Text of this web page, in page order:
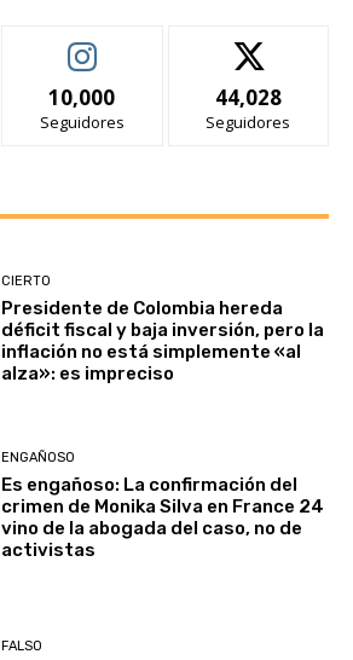
10,000
Seguidores
44,028
Seguidores
CIERTO
Presidente de Colombia hereda
déficit fiscal y baja inversión, pero la
inflación no está simplemente «al
alza»: es impreciso
ENGAÑOSO
Es engañoso: La confirmación del
crimen de Monika Silva en France 24
vino de la abogada del caso, no de
activistas
FALSO